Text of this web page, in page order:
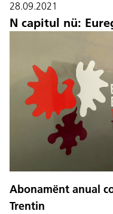
Lingaz:
+39 0471
28.09.2021
N capitul nü:
Abonamënt anual
Trentin